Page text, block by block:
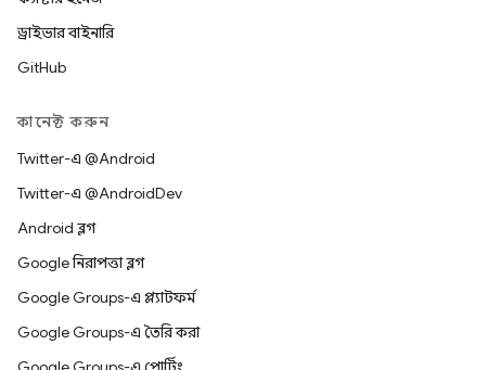
ড্রাইভার বাইনারি
GitHub
কানেক্ট করুন
Twitter-এ @Android
Twitter-এ @AndroidDev
Android ব্লগ
Google নিরাপত্তা ব্লগ
Google Groups-এ প্ল্যাটফর্ম
Google Groups-এ তৈরি করা